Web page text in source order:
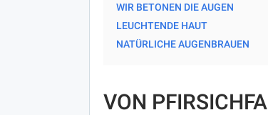
WIR BETONEN DIE AUGEN
LEUCHTENDE HAUT
NATÜRLICHE AUGENBRAUEN
VON